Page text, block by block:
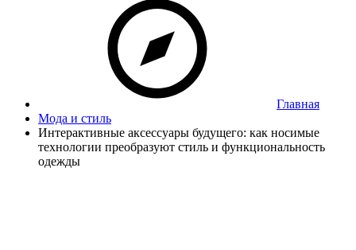
Главная
Мода и стиль
Интерактивные аксессуары будущего: как носимые
технологии преобразуют стиль и функциональность
одежды